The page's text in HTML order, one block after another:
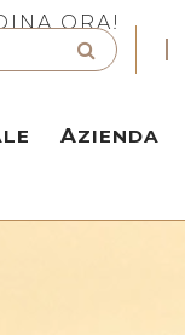
ORA!
AZIENDA